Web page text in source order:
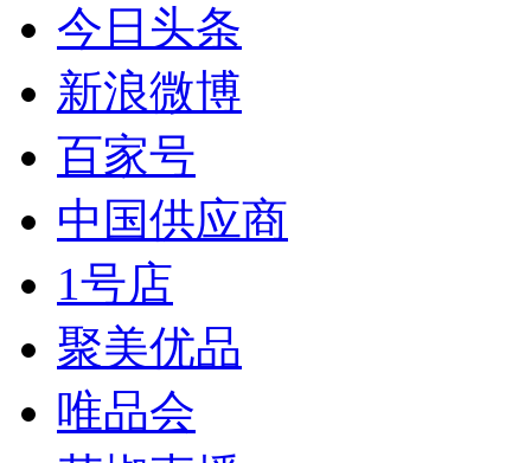
今日头条
新浪微博
百家号
中国供应商
1号店
聚美优品
唯品会